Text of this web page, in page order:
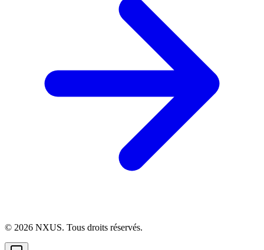
© 2026 NXUS. Tous droits réservés.